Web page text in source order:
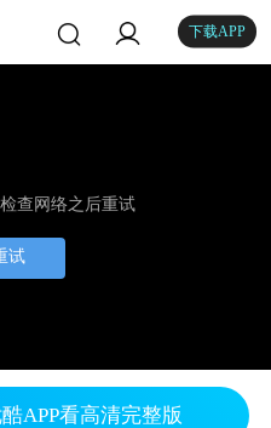
下载APP
查网络之后重试
试
APP看高清完整版